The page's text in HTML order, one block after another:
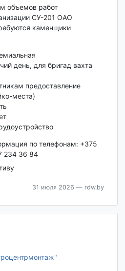
объемов работ
СУ-201 ОАО
каменщики
день, для бригад вахта
предоставление
места)
по телефонам: +375
234 36 84
31 июля 2026 — rdw.by